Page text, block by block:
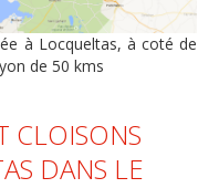
à Locqueltas, à coté de
de 50 kms
CLOISONS
DANS LE